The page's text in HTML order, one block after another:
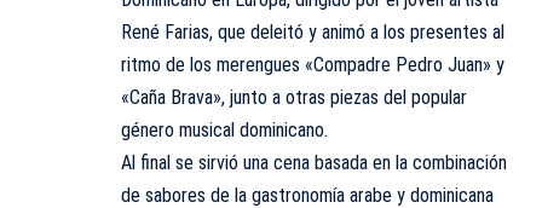
René Farias, que deleitó y animó a los presentes al
ritmo de los merengues «Compadre Pedro Juan» y
«Caña Brava», junto a otras piezas del popular
género musical dominicano.
Al final se sirvió una cena basada en la combinación
de sabores de la gastronomía arabe y dominicana